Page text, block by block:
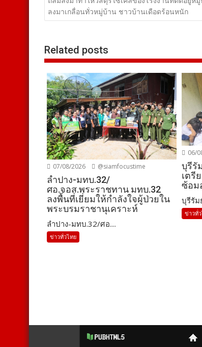
เรื่อง
ลงมาเกลื่อนทั่วหมู่บ้าน ชาวบ้านเดือดร้อนหนัก
Related posts
07/08/2026 @siamfocustime
ลำปาง-มทบ.32/
ศอ.จอส.พระราชทาน มทบ.32
ลงพื้นที่เยี่ยมให้กำลังใจผู้ป่วยใน
พระบรมราชานุเคราะห์
ลำปาง-มทบ.32/ศอ....
ข่าวทั่วไทย
06/
บุรีรั
เตรี
ซ้อม
บุรีรัม
ข่าวทั่